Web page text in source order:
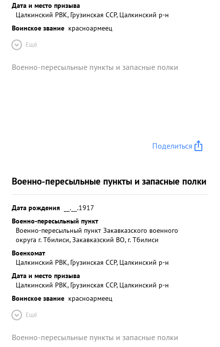
Дата и место призыва
Цалкинский РВК, Грузинская ССР, Цалкинский р-н
Воинское звание красноармеец
Ещё
Военно-пересыльные пункты и запасные полки
Поделиться
Военно-пересыльные пункты и запасные полки
Дата рождения
__.__.1917
Военно-пересыльный пункт
Военно-пересыльный пункт Закавказского военного
округа г. Тбилиси, Закавказский ВО, г. Тбилиси
Военкомат
Цалкинский РВК, Грузинская ССР, Цалкинский р-н
Дата и место призыва
Цалкинский РВК, Грузинская ССР, Цалкинский р-н
Воинское звание красноармеец
Ещё
Военно-пересыльные пункты и запасные полки